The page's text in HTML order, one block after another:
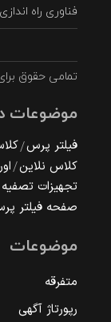
فناوری راه
تمامی حقوق
موضوعات
فیلتر پرس
کلاس نلاین
تجهیزات
صفحه فیلتر
موضوعات
متفرقه
رپورتاژ آگهی